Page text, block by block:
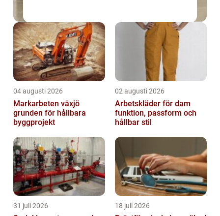
04 augusti 2026
Markarbeten växjö
grunden för hållbara
byggprojekt
02 augusti 2026
Arbetskläder för dam
funktion, passform och
hållbar stil
31 juli 2026 18 juli 2026